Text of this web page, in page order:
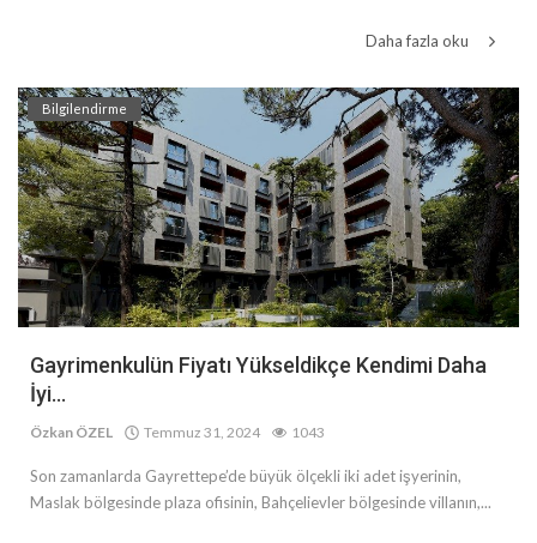
Daha fazla oku
Bilgilendirme
Gayrimenkulün Fiyatı Yükseldikçe Kendimi Daha
İyi...
Özkan ÖZEL Temmuz 31, 2024 1043
Son zamanlarda Gayrettepe’de büyük ölçekli iki adet işyerinin,
Maslak bölgesinde plaza ofisinin, Bahçelievler bölgesinde villanın,...